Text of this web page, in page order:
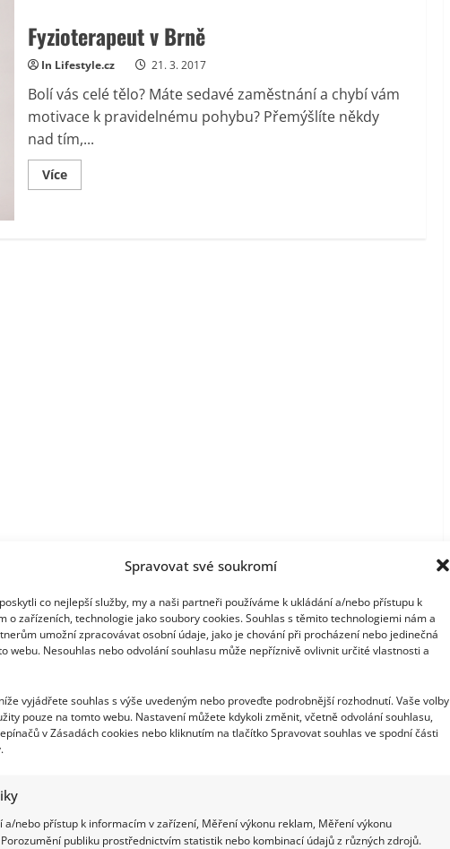
Spravovat své soukromí
co nejlepší služby, my a naši partneři používáme k ukládání a/nebo přístupu k
o zařízeních, technologie jako soubory cookies. Souhlas s těmito technologiemi nám a
umožní zpracovávat osobní údaje, jako je chování při procházení nebo jedinečná
webu. Nesouhlas nebo odvolání souhlasu může nepříznivě ovlivnit určité vlastnosti a
vyjádřete souhlas s výše uvedeným nebo proveďte podrobnější rozhodnutí. Vaše volby
pouze na tomto webu. Nastavení můžete kdykoli změnit, včetně odvolání souhlasu,
v Zásadách cookies nebo kliknutím na tlačítko Spravovat souhlas ve spodní části
a/nebo přístup k informacím v zařízení, Měření výkonu reklam, Měření výkonu
publiku prostřednictvím statistik nebo kombinací údajů z různých zdrojů.
Fyzioterapeut v Brně
In Lifestyle.cz 21. 3. 2017
Bolí vás celé tělo? Máte sedavé zaměstnání a chybí vám
motivace k pravidelnému pohybu? Přemýšlíte někdy
nad tím,...
VíceRead
more